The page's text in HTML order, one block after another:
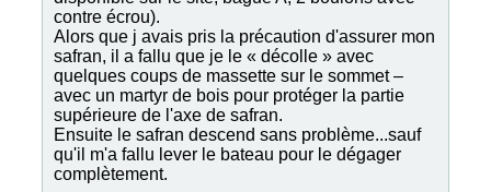
contre écrou).
Alors que j avais pris la précaution d'assurer mon
safran, il a fallu que je le « décolle » avec
quelques coups de massette sur le sommet –
avec un martyr de bois pour protéger la partie
supérieure de l'axe de safran.
Ensuite le safran descend sans problème...sauf
qu'il m'a fallu lever le bateau pour le dégager
complètement.